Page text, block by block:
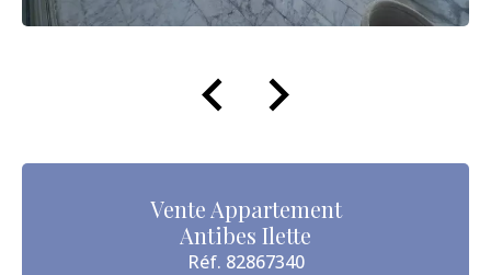
Vente Appartement
Antibes Ilette
Réf. 82867340